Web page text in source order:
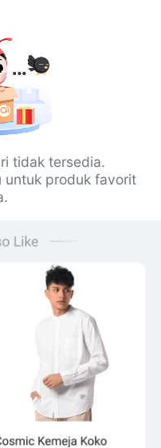
tidak tersedia.
untuk produk favorit